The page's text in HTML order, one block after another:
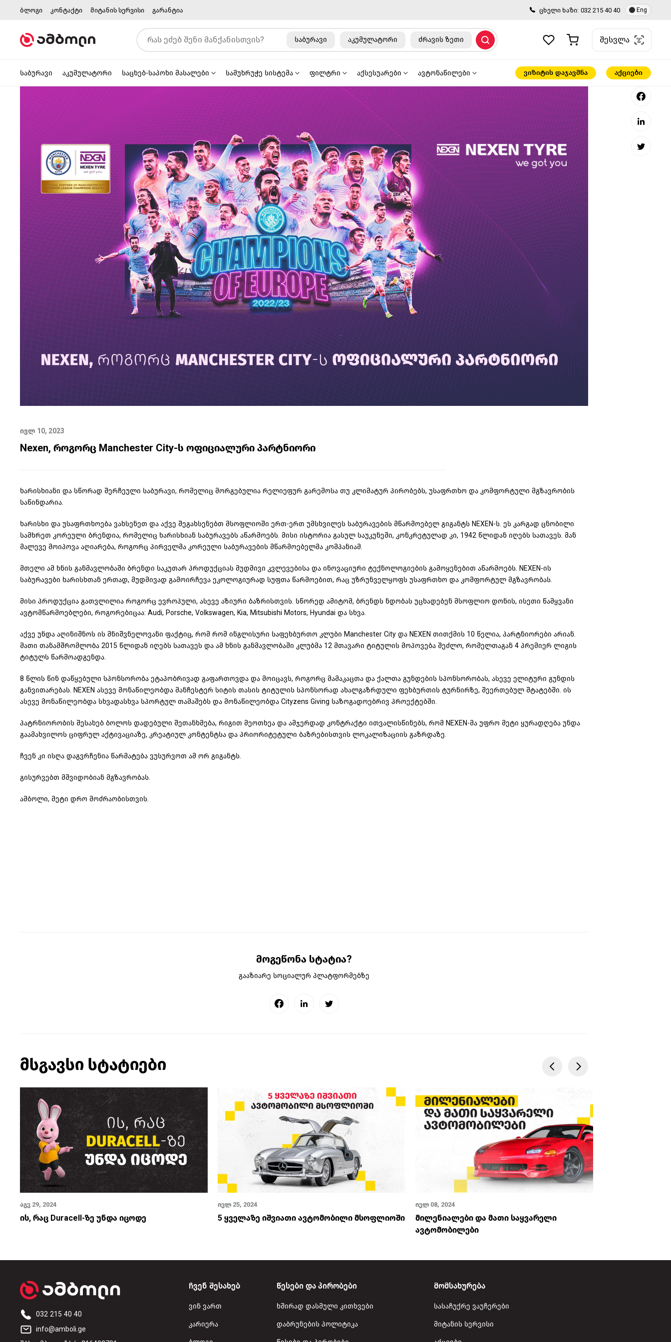
ბლოგი კონტაქტი მიტანის სერვისი გარანტია ცხელი ხაზი: 032 215 40 40 Eng
საბურავი აკუმულატორი ძრავის ზეთი შესვლა
საბურავი აკუმულატორი საცხებ-საპოხი მასალები სამუხრუჭე სისტემა ფილტრი აქსესუარები ავტონაწილები ვიზიტის დაჯავშნა აქციები
ივლ 10, 2023
Nexen, როგორც Manchester City-ს ოფიციალური პარტნიორი
ხარისხიანი და სწორად შერჩეული საბურავი, რომელიც მორგებულია რელიეფურ გარემოსა თუ კლიმატურ პირობებს, უსაფრთხო და კომფორტული მგზავრობის
საწინდარია.
ხარისხი და უსაფრთხოება ვახსენეთ და აქვე შეგახსენებთ მსოფლიოში ერთ-ერთ უმსხვილეს საბურავების მწარმოებელ გიგანტს NEXEN-ს. ეს კარგად ცნობილი
სამხრეთ კორეული ბრენდია, რომელიც ხარისხიან საბურავებს აწარმოებს. მისი ისტორია გასულ საუკუნეში, კონკრეტულად კი, 1942 წლიდან იღებს სათავეს. მან
მალევე მოიპოვა აღიარება, როგორც პირველმა კორეული საბურავების მწარმოებელმა კომპანიამ.
მთელი ამ ხნის განმავლობაში ბრენდი საკუთარ პროდუქციას მუდმივი კვლევებისა და ინოვაციური ტექნოლოგიების გამოყენებით აწარმოებს. NEXEN-ის
საბურავები ხარისხთან ერთად, მუდმივად გამოირჩევა ეკოლოგიურად სუფთა წარმოებით, რაც უზრუნველყოფს უსაფრთხო და კომფორტულ მგზავრობას.
მისი პროდუქცია გათვლილია როგორც ევროპული, ასევე აზიური ბაზრისთვის. სწორედ ამიტომ, ბრენდს ნდობას უცხადებენ მსოფლიო დონის, ისეთი წამყვანი
ავტომწარმოებლები, როგორებიცაა: Audi, Porsche, Volkswagen, Kia, Mitsubishi Motors, Hyundai და სხვა.
აქვე უნდა აღინიშნოს ის მნიშვნელოვანი ფაქტიც, რომ რომ ინგლისური საფეხბურთო კლუბი Manchester City და NEXEN თითქმის 10 წელია, პარტნიორები არიან.
მათი თანამშრომლობა 2015 წლიდან იღებს სათავეს და ამ ხნის განმავლობაში კლუბმა 12 მთავარი ტიტულის მოპოვება შეძლო, რომელთაგან 4 პრემიერ ლიგის
ტიტულს წარმოადგენდა.
8 წლის წინ დაწყებული სპონსორობა ეტაპობრივად გაფართოვდა და მოიცავს, როგორც მამაკაცთა და ქალთა გუნდების სპონსორობას, ასევე ელიტური გუნდის
განვითარებას. NEXEN ასევე მონაწილეობდა მანჩესტერ სიტის თასის ტიტულის სპონსორად ახალგაზრდული ფეხბურთის ტურნირზე, შეერთებულ შტატებში. ის
ასევე მონაწილეობდა სხვადასხვა სპორტულ თამაშებს და მონაწილეობდა Cityzens Giving საზოგადოებრივ პროექტებში.
პატრნიორობის შესახებ ბოლოს დადებული შეთანხმება, რიგით მეოთხეა და ამჯერდად კონტრაქტი ითვალისწინებს, რომ NEXEN-მა უფრო მეტი ყურადღება უნდა
გაამახვილოს ციფრულ აქტივაციაზე, კრეატიულ კონტენტსა და პრიორიტეტული ბაზრებისთვის ლოკალიზაციის გაზრდაზე.
ჩვენ კი ისღა დაგვრჩენია წარმატება ვუსურვოთ ამ ორ გიგანტს.
გისურვებთ მშვიდობიან მგზავრობას.
ამბოლი, მეტი დრო მოძრაობისთვის.
მოგეწონა სტატია?
გააზიარე სოციალურ პლატფორმებზე
მსგავსი სტატიები
აგვ 29, 2024
ის, რაც Duracell-ზე უნდა იცოდე
ივლ 25, 2024
5 ყველაზე იშვიათი ავტომობილი მსოფლიოში
ივლ 08, 2024
მილენიალები და მათი საყვარელი
ავტომობილები
032 215 40 40
info@amboli.ge
ჩვენ შესახებ
ვინ ვართ
კარიერა
წესები და პირობები
ხშირად დასმული კითხვები
დაბრუნების პოლიტიკა
მომსახურება
სასაჩუქრე ვაუჩერები
მიტანის სერვისი